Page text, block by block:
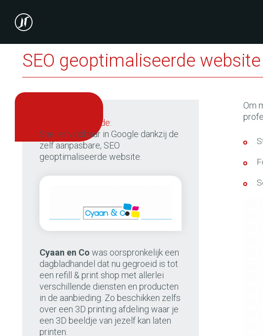
SEO geoptimaliseerde
onze meerwaarde:
Sneller vindbaar in Google dankzij de
zelf aanpasbare, SEO
geoptimaliseerde website.
Cyaan en Co was oorspronkelijk een
dagbladhandel dat nu gegroeid is tot
een refill & print shop met allerlei
verschillende diensten en producten
in de aanbieding. Zo beschikken zelfs
over een 3D printing afdeling waar je
een 3D beeldje van jezelf kan laten
printen.
Om